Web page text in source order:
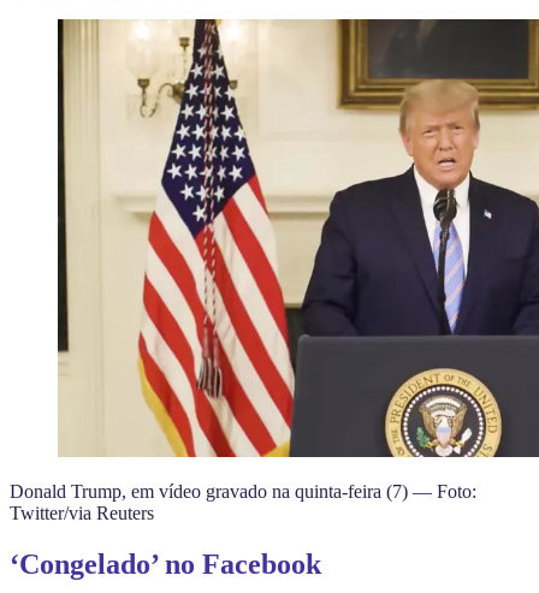
Donald Trump, em vídeo gravado na quinta-feira (7) — Foto:
Twitter/via Reuters
‘Congelado’ no Facebook